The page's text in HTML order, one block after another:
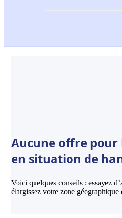
Aucune offre pour
en situation de
Voici quelques conseils : essayez
élargissez votre zone géographique